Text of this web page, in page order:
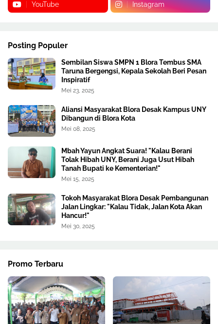
YouTube Instagram
Posting Populer
Sembilan Siswa SMPN 1 Blora Tembus SMA
Taruna Bergengsi, Kepala Sekolah Beri Pesan
Inspiratif
Mei 23, 2025
Aliansi Masyarakat Blora Desak Kampus UNY
Dibangun di Blora Kota
Mei 08, 2025
Mbah Yayun Angkat Suara! "Kalau Berani
Tolak Hibah UNY, Berani Juga Usut Hibah
Tanah Bupati ke Kementerian!"
Mei 15, 2025
Tokoh Masyarakat Blora Desak Pembangunan
Jalan Lingkar: "Kalau Tidak, Jalan Kota Akan
Hancur!"
Mei 30, 2025
Promo Terbaru